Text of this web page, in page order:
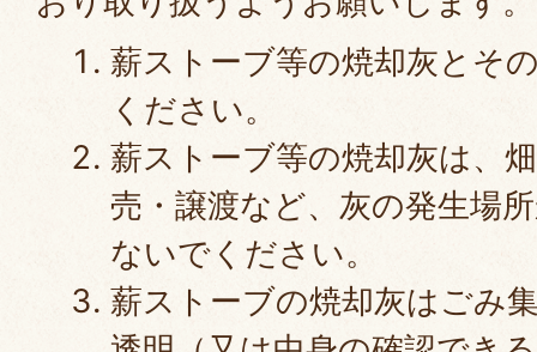
薪ストーブ等の焼却灰とそ
ください。
薪ストーブ等の焼却灰は、
売・譲渡など、灰の発生場
ないでください。
薪ストーブの焼却灰はごみ